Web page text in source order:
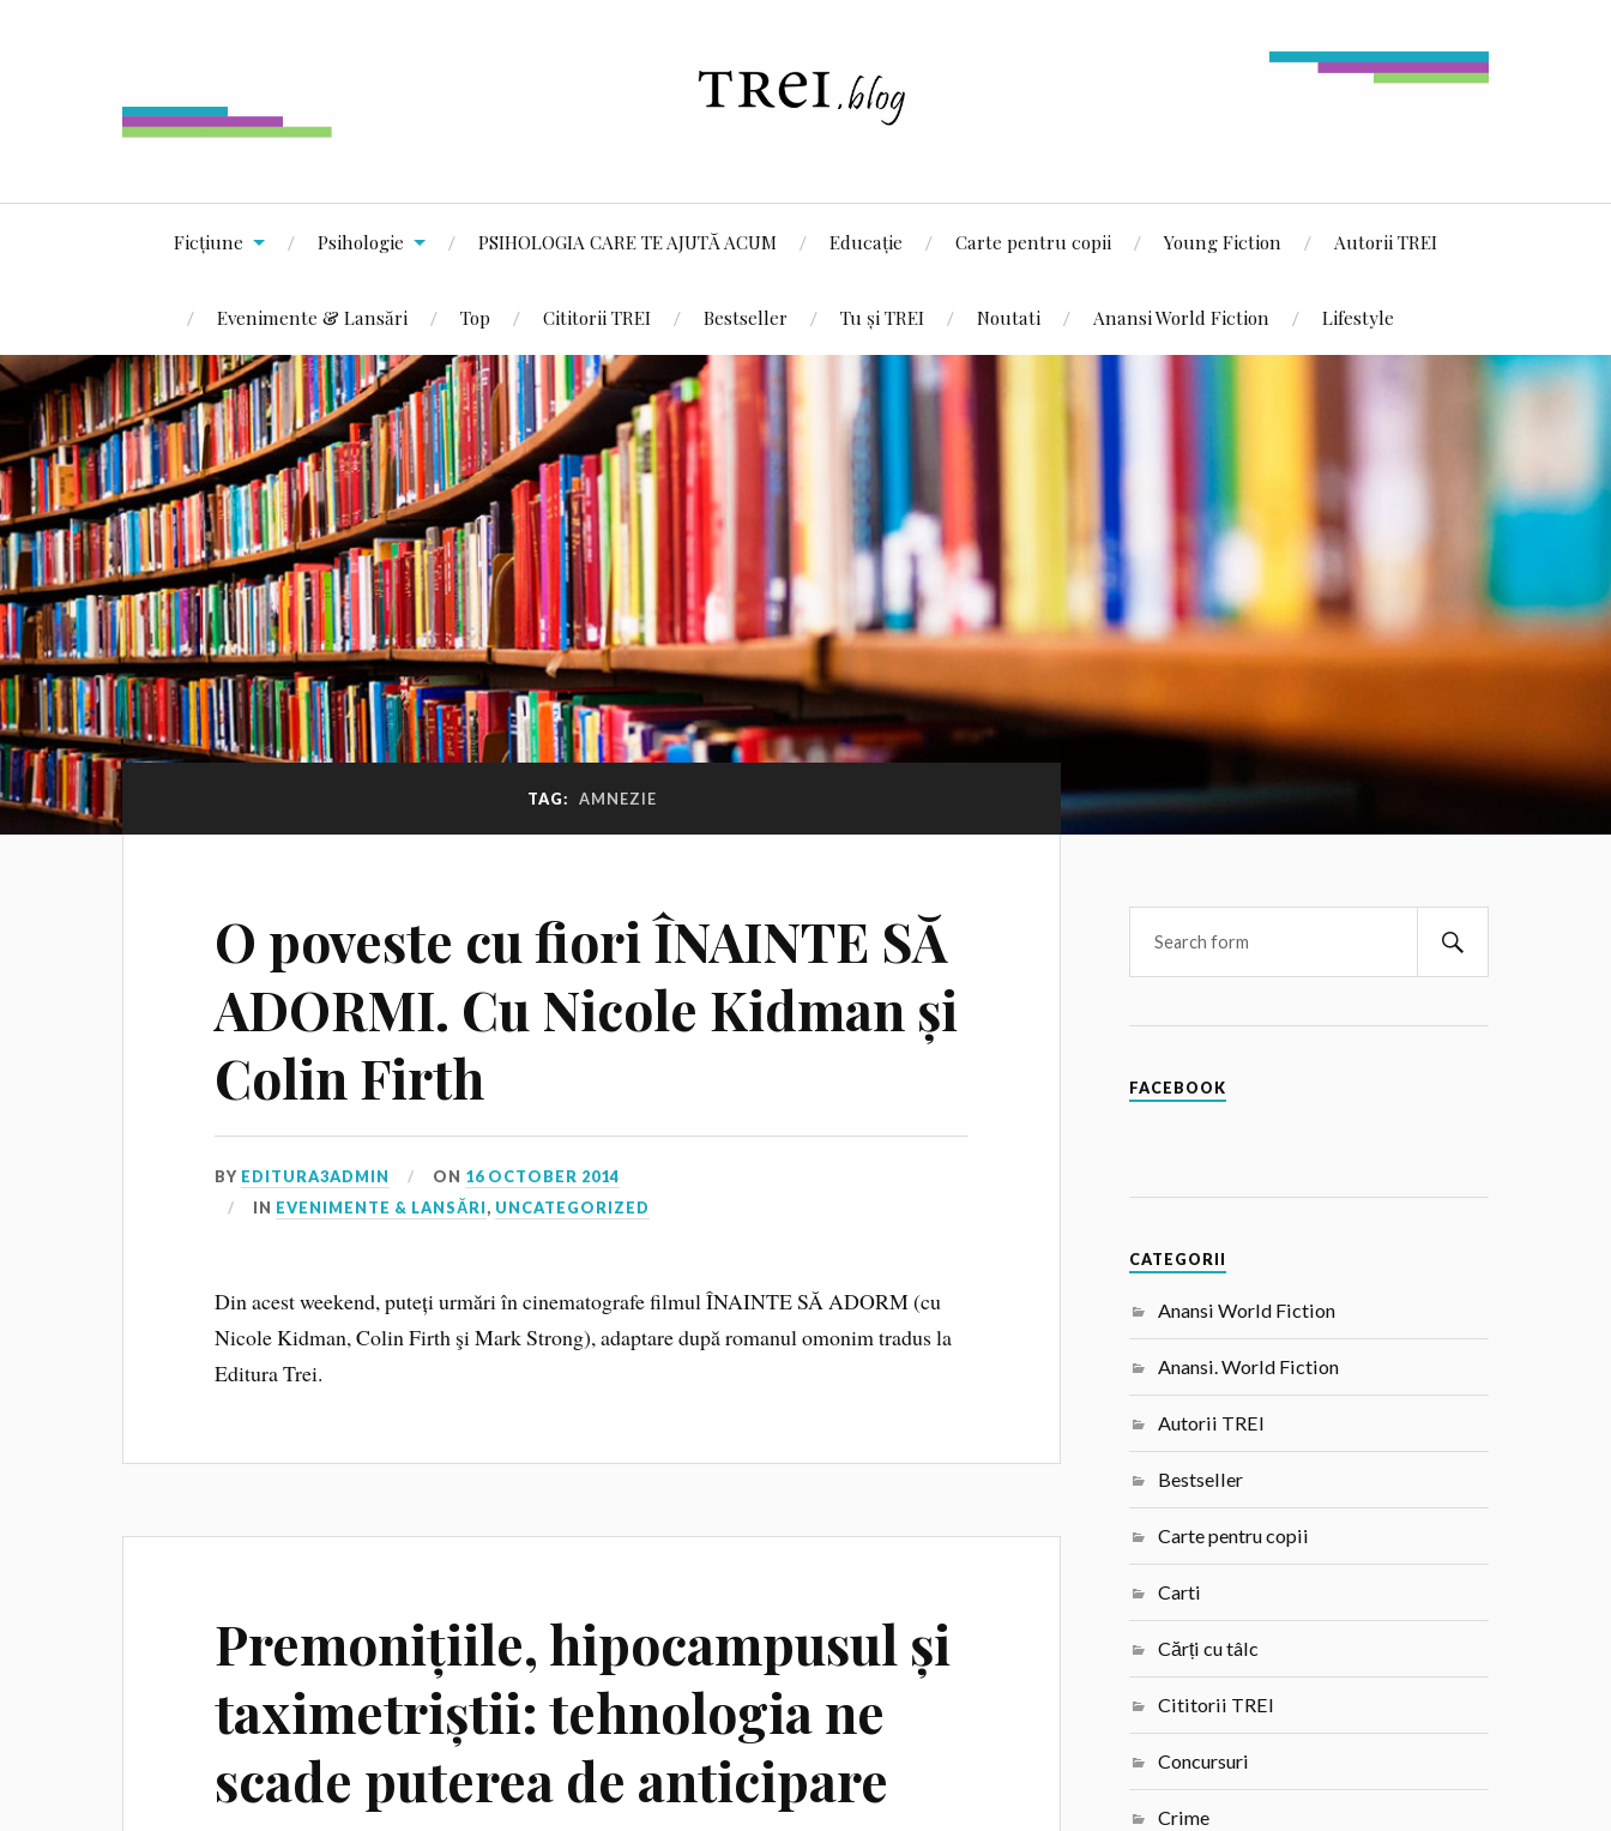
Ficțiune Psihologie PSIHOLOGIA CARE TE AJUTĂ ACUM Educație Carte pentru copii Young Fiction Autorii TREI
Evenimente & Lansări Top Cititorii TREI Bestseller Tu și TREI Noutati Anansi World Fiction Lifestyle
TAG: AMNEZIE
O poveste cu fiori ÎNAINTE SĂ
ADORMI. Cu Nicole Kidman și
Colin Firth
BY EDITURA3ADMIN ON 16 OCTOBER 2014
IN EVENIMENTE & LANSĂRI, UNCATEGORIZED
Din acest weekend, puteți urmări în cinematografe filmul ÎNAINTE SĂ ADORM (cu
Nicole Kidman, Colin Firth şi Mark Strong), adaptare după romanul omonim tradus la
Editura Trei.
Premonițiile, hipocampusul și
taximetriștii: tehnologia ne
scade puterea de anticipare
FACEBOOK
CATEGORII
Anansi World Fiction
Anansi. World Fiction
Autorii TREI
Bestseller
Carte pentru copii
Carti
Cărți cu tâlc
Cititorii TREI
Concursuri
Crime